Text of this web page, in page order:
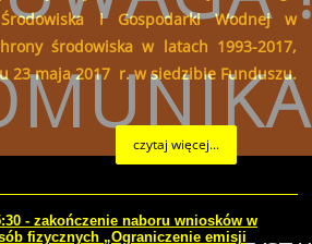
i Gospodarki Wodnej w
środowiska w latach 1993-2017,
23 maja 2017 r. w siedzibie Funduszu.
czytaj więcej...
- zakończenie naboru wniosków w
fizycznych „Ograniczenie emisji